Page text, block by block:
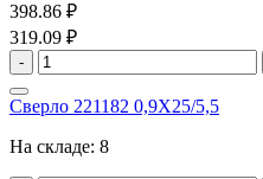
398.86 ₽
319.09 ₽
-
Сверло 221182 0,9X25/5,5
На складе: 8